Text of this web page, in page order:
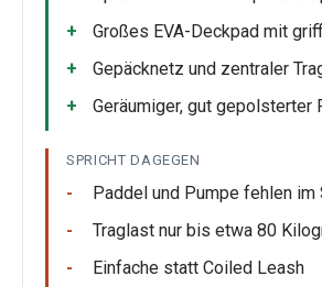
Großes EVA-Deckpad mit
Gepäcknetz und zentraler
Geräumiger, gut gepolsterter
SPRICHT DAGEGEN
Paddel und Pumpe fehlen im
Traglast nur bis etwa 80
Einfache statt Coiled Leash